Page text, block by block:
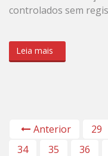
controlados sem
Leia mais
Anterior 29
34
35 36